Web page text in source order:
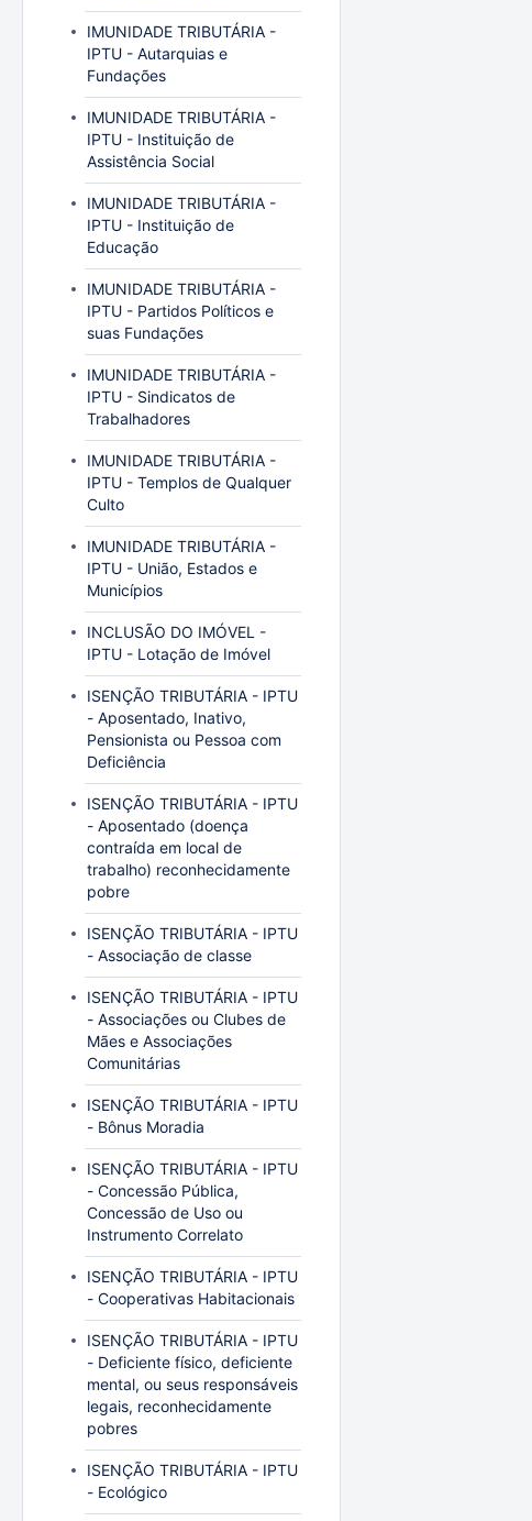
IMUNIDADE TRIBUTÁRIA -
IPTU - Autarquias e
Fundações
IMUNIDADE TRIBUTÁRIA -
IPTU - Instituição de
Assistência Social
IMUNIDADE TRIBUTÁRIA -
IPTU - Instituição de
Educação
IMUNIDADE TRIBUTÁRIA -
IPTU - Partidos Políticos e
suas Fundações
IMUNIDADE TRIBUTÁRIA -
IPTU - Sindicatos de
Trabalhadores
IMUNIDADE TRIBUTÁRIA -
IPTU - Templos de Qualquer
Culto
IMUNIDADE TRIBUTÁRIA -
IPTU - União, Estados e
Municípios
INCLUSÃO DO IMÓVEL -
IPTU - Lotação de Imóvel
ISENÇÃO TRIBUTÁRIA - IPTU
- Aposentado, Inativo,
Pensionista ou Pessoa com
Deficiência
ISENÇÃO TRIBUTÁRIA - IPTU
- Aposentado (doença
contraída em local de
trabalho) reconhecidamente
pobre
ISENÇÃO TRIBUTÁRIA - IPTU
- Associação de classe
ISENÇÃO TRIBUTÁRIA - IPTU
- Associações ou Clubes de
Mães e Associações
Comunitárias
ISENÇÃO TRIBUTÁRIA - IPTU
- Bônus Moradia
ISENÇÃO TRIBUTÁRIA - IPTU
- Concessão Pública,
Concessão de Uso ou
Instrumento Correlato
ISENÇÃO TRIBUTÁRIA - IPTU
- Cooperativas Habitacionais
ISENÇÃO TRIBUTÁRIA - IPTU
- Deficiente físico, deficiente
mental, ou seus responsáveis
legais, reconhecidamente
pobres
ISENÇÃO TRIBUTÁRIA - IPTU
- Ecológico